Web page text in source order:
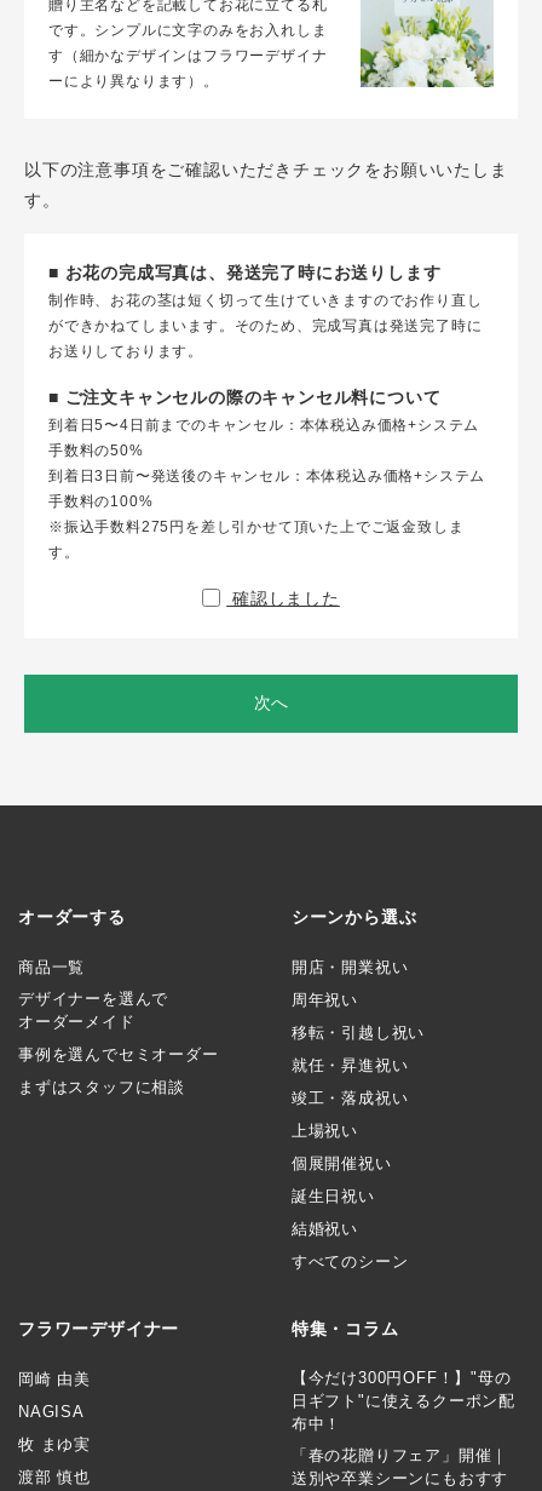
贈り主名などを記載してお花に立てる札
です。シンプルに文字のみをお入れしま
す（細かなデザインはフラワーデザイナ
ーにより異なります）。
以下の注意事項をご確認いただきチェックをお願いいたしま
す。
■ お花の完成写真は、発送完了時にお送りします
制作時、お花の茎は短く切って生けていきますのでお作り直し
ができかねてしまいます。そのため、完成写真は発送完了時に
お送りしております。
■ ご注文キャンセルの際のキャンセル料について
到着日5〜4日前までのキャンセル：本体税込み価格+システム
手数料の50%
到着日3日前〜発送後のキャンセル：本体税込み価格+システム
手数料の100%
※振込手数料275円を差し引かせて頂いた上でご返金致しま
す。
確認しました
次へ
オーダーする
商品一覧
デザイナーを選んで
オーダーメイド
事例を選んでセミオーダー
まずはスタッフに相談
シーンから選ぶ
開店・開業祝い
周年祝い
移転・引越し祝い
就任・昇進祝い
竣工・落成祝い
上場祝い
個展開催祝い
誕生日祝い
結婚祝い
すべてのシーン
フラワーデザイナー
岡崎 由美
NAGISA
牧 まゆ実
渡部 慎也
特集・コラム
【今だけ300円OFF！】"母の
日ギフト"に使えるクーポン配
布中！
「春の花贈りフェア」開催｜
送別や卒業シーンにもおすす